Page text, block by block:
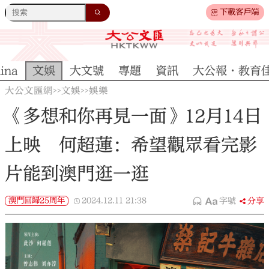
下載客戶端
文娛 大文號 專題 資訊 大公報·教育
大公文匯網>>文娛>>娛樂
《多想和你再見一面》12月14日
上映 何超蓮：希望觀眾看完影
片能到澳門逛一逛
澳門回歸25周年 2024.12.11 21:38 字號 分享